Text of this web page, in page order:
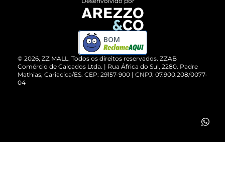
ZZ MALL é confiável
Cartão Presente
Vendas Corporativas
Devolução do Produto
Compre pelo WhatsApp
© 2026, ZZ MALL. Todos os direitos reservados. ZZAB
Comércio de Calçados Ltda. | Rua África do Sul, 2280. Padre
Mathias, Cariacica/ES. CEP: 29157-900 | CNPJ: 07.900.208/0077-
04
BOM